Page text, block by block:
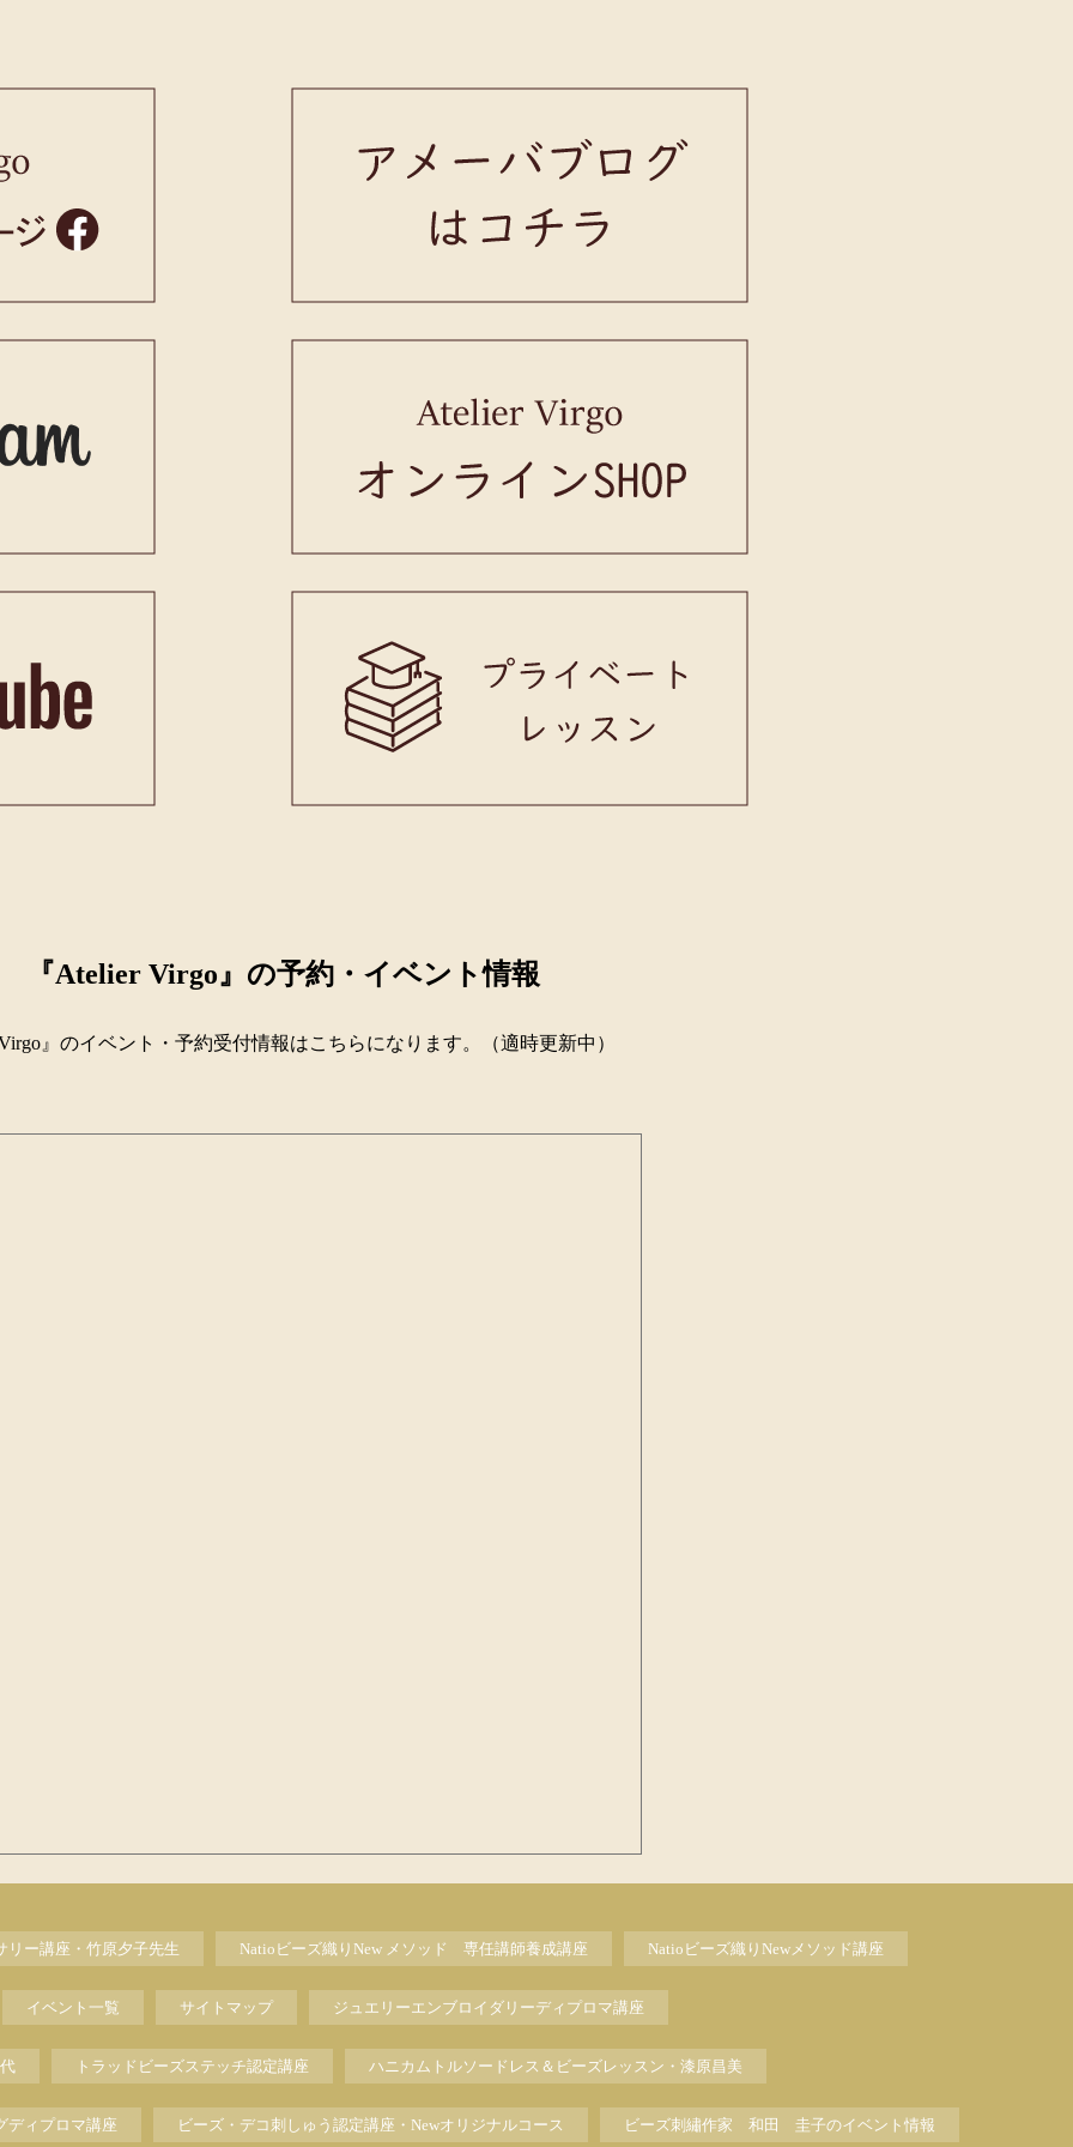
『Atelier Virgo』の予約・イベント情報
』のイベント・予約受付情報はこちらになります。（適時更新中）
リー講座・竹原夕子先生 Natioビーズ織りNew メソッド 専任講師養成講座 Natioビーズ織りNewメソッド講座
イベント一覧 サイトマップ ジュエリーエンブロイダリーディプロマ講座
トラッドビーズステッチ認定講座 ハニカムトルソードレス＆ビーズレッスン・漆原昌美
ディプロマ講座 ビーズ・デコ刺しゅう認定講座・Newオリジナルコース ビーズ刺繡作家 和田 圭子のイベント情報